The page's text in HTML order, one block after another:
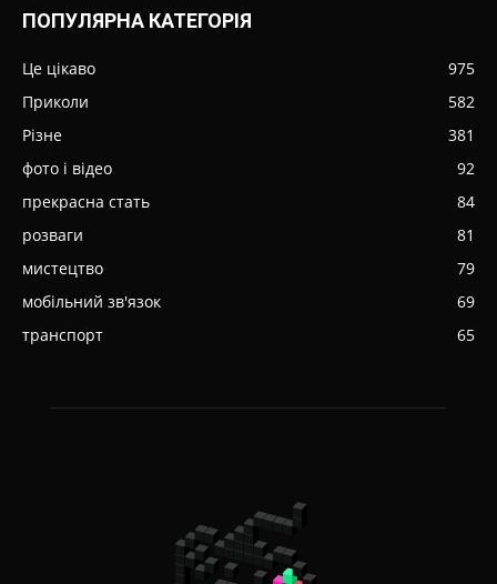
ПОПУЛЯРНА КАТЕГОРІЯ
Це цікаво
975
Приколи
582
Різне
381
фото і відео
92
прекрасна стать
84
розваги
81
мистецтво
79
мобільний зв'язок
69
транспорт
65